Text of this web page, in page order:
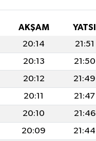
AKŞAM
YATSI
20:14
21:51
20:13
21:50
20:12
21:49
20:11
21:47
20:10
21:46
20:09
21:44